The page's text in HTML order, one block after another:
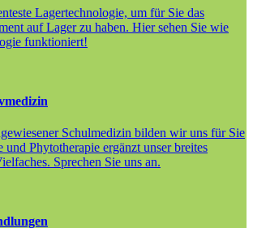
Lagertechnologie, um für Sie das
auf Lager zu haben. Hier sehen Sie wie
funktioniert!
Schulmedizin bilden wir uns für Sie
Phytotherapie ergänzt unser breites
Sprechen Sie uns an.